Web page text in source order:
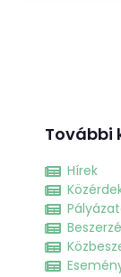
További
Hírek